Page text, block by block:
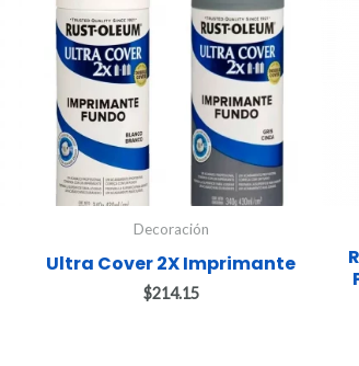
Decoración
Ultra Cover 2X Imprimante
$214.15